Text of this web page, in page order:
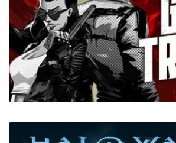
Guns, Gore & Cannoli 2